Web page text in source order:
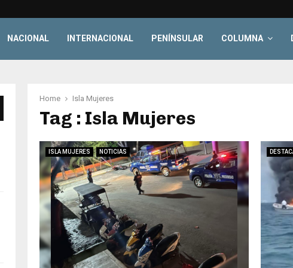
NACIONAL INTERNACIONAL PENÍNSULAR COLUMNA
Home Isla Mujeres
Tag : Isla Mujeres
ISLA MUJERES NOTICIAS